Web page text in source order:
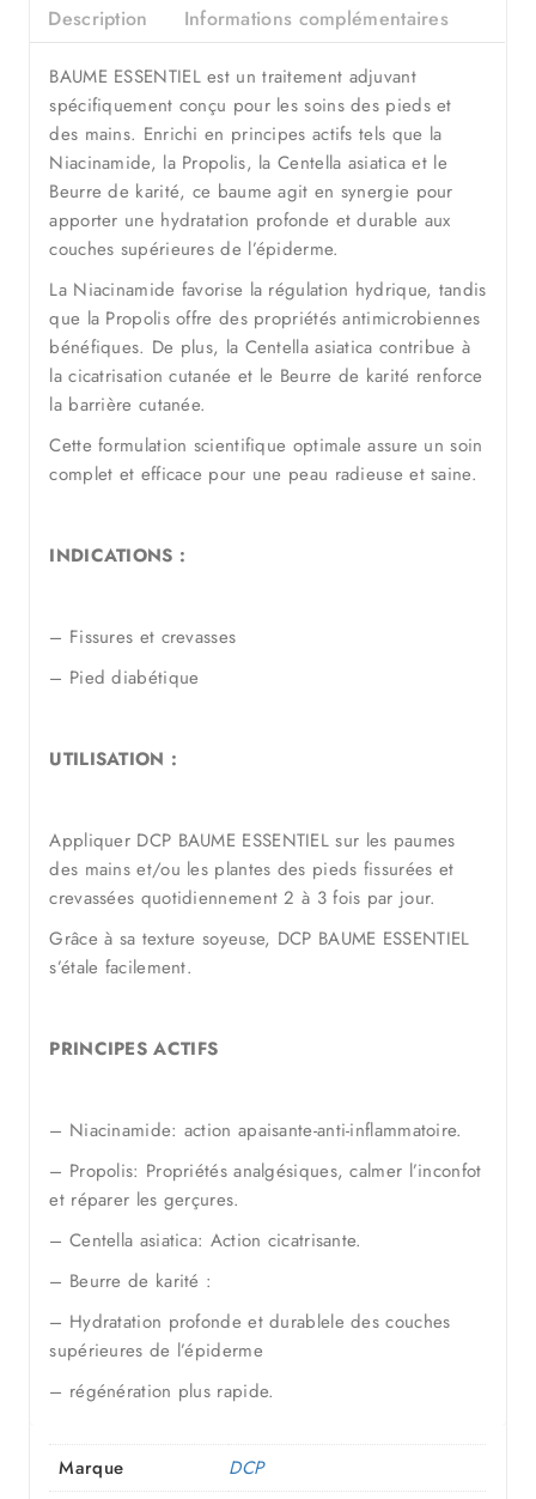
Description Informations complémentaires
BAUME ESSENTIEL est un traitement adjuvant
spécifiquement conçu pour les soins des pieds et
des mains. Enrichi en principes actifs tels que la
Niacinamide, la Propolis, la Centella asiatica et le
Beurre de karité, ce baume agit en synergie pour
apporter une hydratation profonde et durable aux
couches supérieures de l’épiderme.
La Niacinamide favorise la régulation hydrique, tandis
que la Propolis offre des propriétés antimicrobiennes
bénéfiques. De plus, la Centella asiatica contribue à
la cicatrisation cutanée et le Beurre de karité renforce
la barrière cutanée.
Cette formulation scientifique optimale assure un soin
complet et efficace pour une peau radieuse et saine.
INDICATIONS :
– Fissures et crevasses
– Pied diabétique
UTILISATION :
Appliquer DCP BAUME ESSENTIEL sur les paumes
des mains et/ou les plantes des pieds fissurées et
crevassées quotidiennement 2 à 3 fois par jour.
Grâce à sa texture soyeuse, DCP BAUME ESSENTIEL
s’étale facilement.
PRINCIPES ACTIFS
– Niacinamide: action apaisante-anti-inflammatoire.
– Propolis: Propriétés analgésiques, calmer l’inconfot
et réparer les gerçures.
– Centella asiatica: Action cicatrisante.
– Beurre de karité :
– Hydratation profonde et durablele des couches
supérieures de l’épiderme
– régénération plus rapide.
Marque DCP